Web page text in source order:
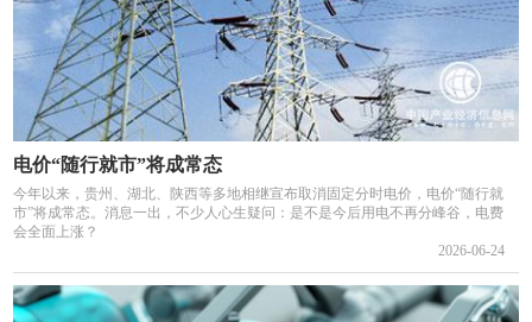
电价“随行就市”将成常态
今年以来，贵州、湖北、陕西等多地相继宣布取消固定分时电价，电价“随行就
市”将成常态。消息一出，不少人心生疑问：是不是今后用电不再分峰谷，电费
会全面上涨？
2026-06-24